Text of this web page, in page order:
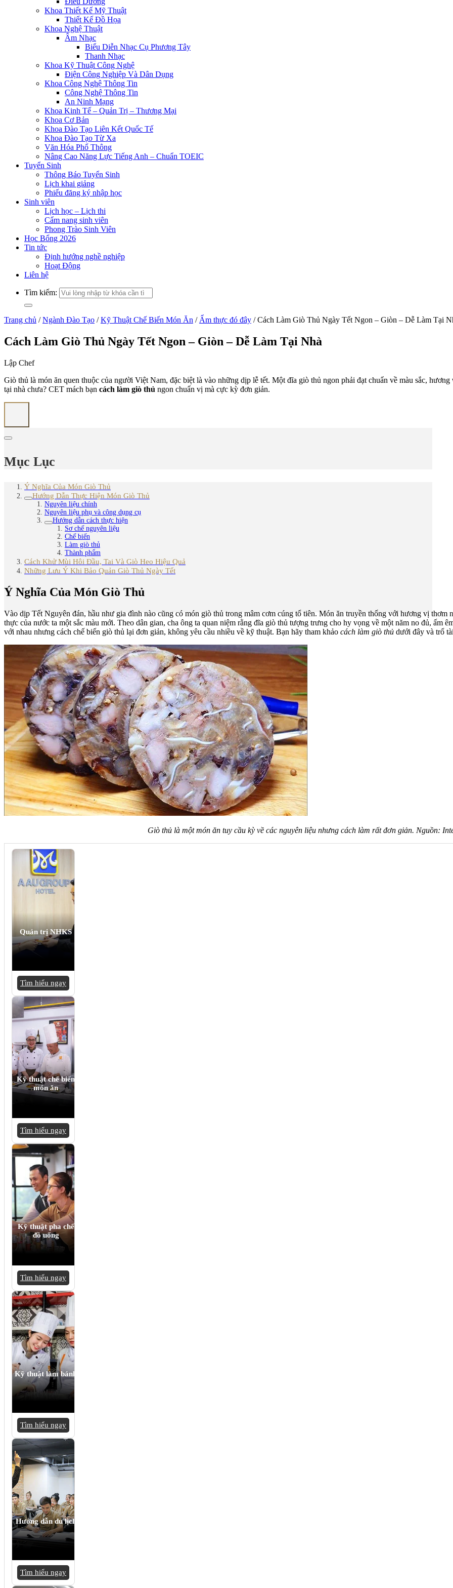
Khoa Thiết Kế Mỹ Thuật
Thiết Kế Đồ Họa
Khoa Nghệ Thuật
Âm Nhạc
Biểu Diễn Nhạc Cụ Phương Tây
Thanh Nhạc
Khoa Kỹ Thuật Công Nghệ
Điện Công Nghiệp Và Dân Dụng
Khoa Công Nghệ Thông Tin
Công Nghệ Thông Tin
An Ninh Mạng
Khoa Kinh Tế – Quản Trị – Thương Mại
Khoa Cơ Bản
Khoa Đào Tạo Liên Kết Quốc Tế
Khoa Đào Tạo Từ Xa
Văn Hóa Phổ Thông
Nâng Cao Năng Lực Tiếng Anh – Chuẩn TOEIC
Tuyển Sinh
Thông Báo Tuyển Sinh
Lịch khai giảng
Phiếu đăng ký nhập học
Sinh viên
Lịch học – Lịch thi
Cẩm nang sinh viên
Phong Trào Sinh Viên
Học Bổng 2026
Tin tức
Định hướng nghề nghiệp
Hoạt Động
Liên hệ
Tìm kiếm:
Trang chủ / Ngành Đào Tạo / Kỹ Thuật Chế Biến Món Ăn / Ẩm thực đó đây / Cách Làm Giò Thủ Ngày Tết Ngon – Giòn – Dễ Làm Tại
Cách Làm Giò Thủ Ngày Tết Ngon – Giòn – Dễ Làm Tại Nhà
Lập Chef
Giò thủ là món ăn quen thuộc của người Việt Nam, đặc biệt là vào những dịp lễ tết. Một đĩa giò thủ ngon phải đạt chuẩn về màu sắc,
tại nhà chưa? CET mách bạn cách làm giò thủ ngon chuẩn vị mà cực kỳ đơn giản.
Mục Lục
Ý Nghĩa Của Món Giò Thủ
Hướng Dẫn Thực Hiện Món Giò Thủ
Nguyên liệu chính
Nguyên liệu phụ và công dụng cụ
Hướng dẫn cách thực hiện
Sơ chế nguyên liệu
Chế biến
Làm giò thủ
Thành phẩm
Cách Khử Mùi Hôi Đầu, Tai Và Giò Heo Hiệu Quả
Những Lưu Ý Khi Bảo Quản Giò Thủ Ngày Tết
Ý Nghĩa Của Món Giò Thủ
Vào dịp Tết Nguyên đán, hầu như gia đình nào cũng có món giò thủ trong mâm cơm cúng tổ tiên. Món ăn truyền thống với hương vị thơm
thực của nước ta một sắc màu mới. Theo dân gian, cha ông ta quan niệm rằng đĩa giò thủ tượng trưng cho hy vọng về một năm no đủ, ấm
với nhau nhưng cách chế biến giò thủ lại đơn giản, không yêu cầu nhiều về kỹ thuật. Bạn hãy tham khảo cách làm giò thủ dưới đây và trổ
Giò thủ là một món ăn tuy cầu kỳ về các nguyên liệu nhưng cách làm rất đơn giản. Nguồn:
Quản trị NHKS
Tìm hiểu ngay
Kỹ thuật chế biến
món ăn
Tìm hiểu ngay
Kỹ thuật pha chế
đồ uống
Tìm hiểu ngay
Kỹ thuật làm bánh
Tìm hiểu ngay
Hướng dẫn du lịch
Tìm hiểu ngay